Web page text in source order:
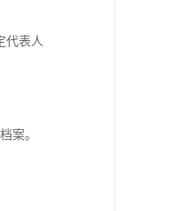
代表人
案。